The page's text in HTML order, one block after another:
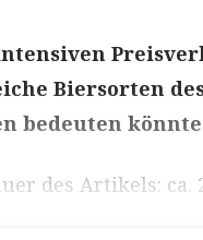
Biersorten
bedeuten
des Artikels: ca.